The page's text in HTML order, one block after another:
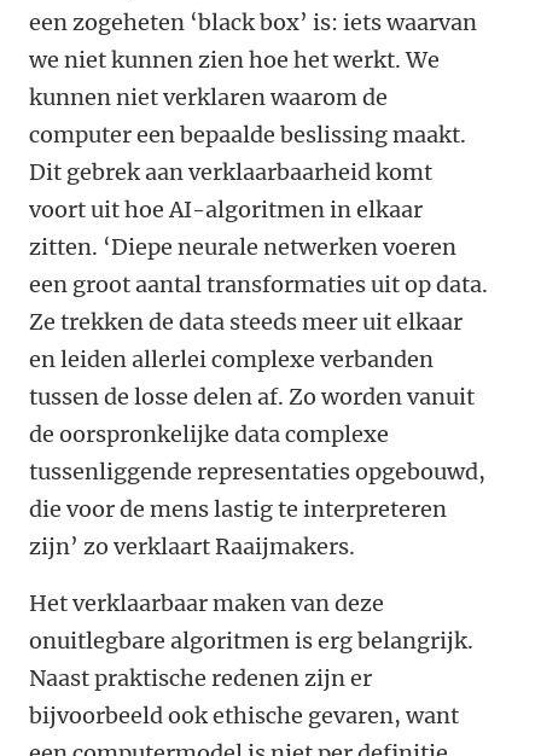
een zogeheten ‘black box’ is: iets waarvan
we niet kunnen zien hoe het werkt. We
kunnen niet verklaren waarom de
computer een bepaalde beslissing maakt.
Dit gebrek aan verklaarbaarheid komt
voort uit hoe AI-algoritmen in elkaar
zitten. ‘Diepe neurale netwerken voeren
een groot aantal transformaties uit op data.
Ze trekken de data steeds meer uit elkaar
en leiden allerlei complexe verbanden
tussen de losse delen af. Zo worden vanuit
de oorspronkelijke data complexe
tussenliggende representaties opgebouwd,
die voor de mens lastig te interpreteren
zijn’ zo verklaart Raaijmakers.
Het verklaarbaar maken van deze
onuitlegbare algoritmen is erg belangrijk.
Naast praktische redenen zijn er
bijvoorbeeld ook ethische gevaren, want